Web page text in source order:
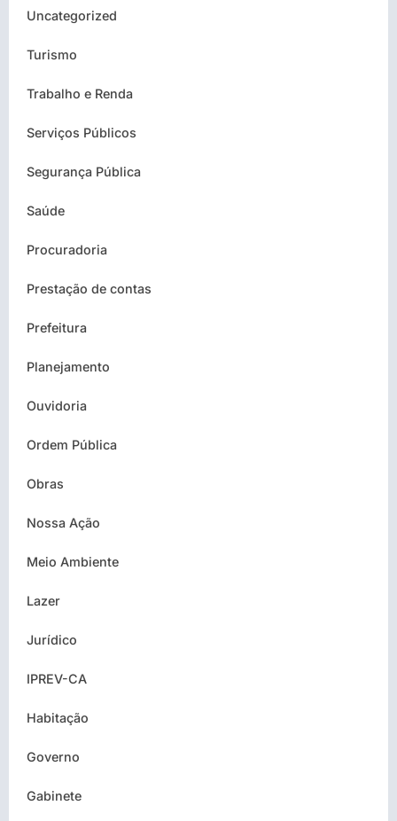
Uncategorized
Turismo
Trabalho e Renda
Serviços Públicos
Segurança Pública
Saúde
Procuradoria
Prestação de contas
Prefeitura
Planejamento
Ouvidoria
Ordem Pública
Obras
Nossa Ação
Meio Ambiente
Lazer
Jurídico
IPREV-CA
Habitação
Governo
Gabinete